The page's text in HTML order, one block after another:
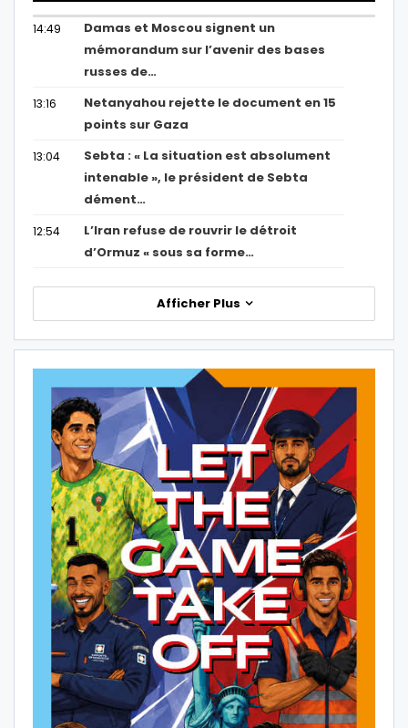
14:49
Damas et Moscou signent un
mémorandum sur l’avenir des bases
russes de…
13:16
Netanyahou rejette le document en 15
points sur Gaza
13:04
Sebta : « La situation est absolument
intenable », le président de Sebta
dément…
12:54
L’Iran refuse de rouvrir le détroit
d’Ormuz « sous sa forme…
Afficher Plus